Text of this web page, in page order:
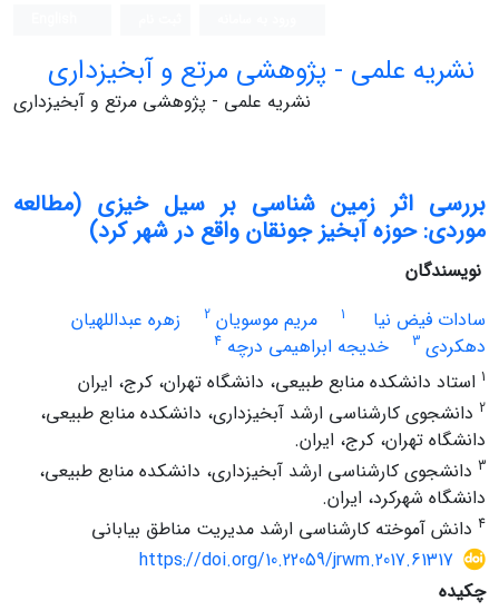
نشریه علمی - پژوهشی مرتع و آبخیزداری
نشریه علمی - پژوهشی مرتع و آبخیزداری
بررسی اثر زمین شناسی بر سیل خیزی (مطالعه
موردی: حوزه آبخیز جونقان واقع در شهر کرد)
نویسندگان
سادات فیض نیا
1 مریم موسویان 2
زهره عبداللهیان
دهکردی 3 خدیجه ابراهیمی درچه 4
1 استاد دانشکده منابع طبیعی، دانشگاه تهران، کرج، ایران
2 دانشجوی کارشناسی ارشد آبخیزداری، دانشکده منابع طبیعی،
دانشگاه تهران، کرج، ایران.
3 دانشجوی کارشناسی ارشد آبخیزداری، دانشکده منابع طبیعی،
دانشگاه شهرکرد، ایران.
4 دانش آموخته کارشناسی ارشد مدیریت مناطق بیابانی
https://doi.org/10.22059/jrwm.2017.61317
چکیده